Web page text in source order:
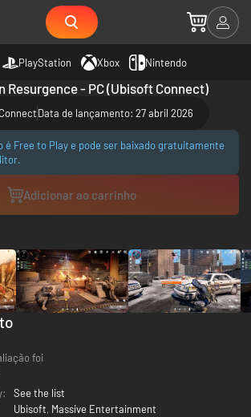
PlayStation Xbox Nintendo
Resurgence - PC (Ubisoft Connect)
Data de lançamento: 27 abril 2026
é Free to Play e pode ser baixado gratuitamente
Adicionar ao carrinho
foi
See the list
Ubisoft, Massive Entertainment